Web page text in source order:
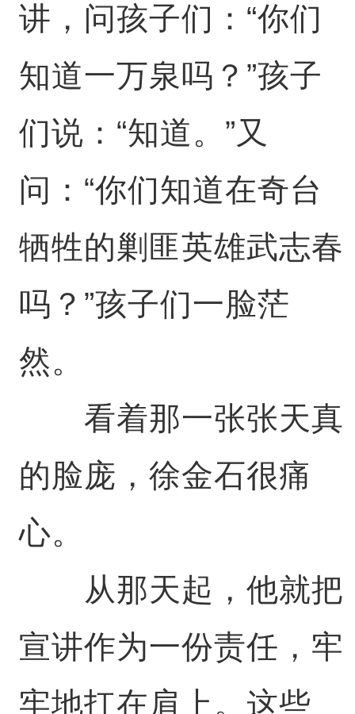
讲，问孩子们：“你们
知道一万泉吗？”孩子
们说：“知道。”又
问：“你们知道在奇台
牺牲的剿匪英雄武志春
吗？”孩子们一脸茫
然。
看着那一张张天真
的脸庞，徐金石很痛
心。
从那天起，他就把
宣讲作为一份责任，牢
牢地扛在肩上。这些